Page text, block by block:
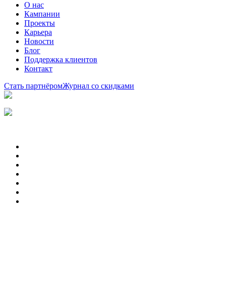
О нас
Кампании
Проекты
Карьера
Новости
Блог
Поддержка клиентов
Контакт
Стать партнёромЖурнал со скидками